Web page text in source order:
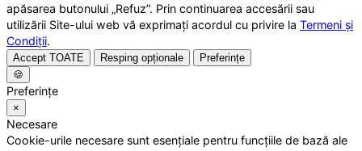
apăsarea butonului „Refuz”. Prin continuarea accesării sau
utilizării Site-ului web vă exprimați acordul cu privire la Termeni și
Condiții.
Accept TOATE Resping opționale
Preferințe
🍪
Preferințe
×
Necesare
Cookie-urile necesare sunt esențiale pentru funcțiile de bază ale